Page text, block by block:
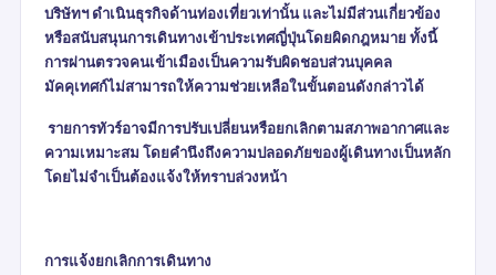
บริษัทฯ ดำเนินธุรกิจด้านท่องเที่ยวเท่านั้น และไม่มีส่วนเกี่ยวข้อง
หรือสนับสนุนการเดินทางเข้าประเทศญี่ปุ่นโดยผิดกฎหมาย ทั้งนี้
การผ่านตรวจคนเข้าเมืองเป็นความรับผิดชอบส่วนบุคคล
มัคคุเทศก์ไม่สามารถให้ความช่วยเหลือในขั้นตอนดังกล่าวได้
รายการทัวร์อาจมีการปรับเปลี่ยนหรือยกเลิกตามสภาพอากาศและ
ความเหมาะสม โดยคำนึงถึงความปลอดภัยของผู้เดินทางเป็นหลัก
โดยไม่จำเป็นต้องแจ้งให้ทราบล่วงหน้า
การแจ้งยกเลิกการเดินทาง